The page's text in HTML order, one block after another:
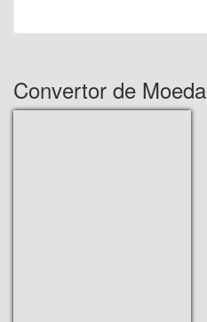
Convertor de Moeda